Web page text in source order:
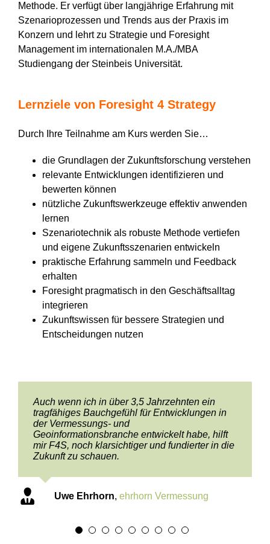
Methode. Er verfügt über langjährige Erfahrung mit
Szenarioprozessen und Trends aus der Praxis im
Konzern und lehrt zu Strategie und Foresight
Management im internationalen M.A./MBA
Studiengang der Steinbeis Universität.
Lernziele von Foresight 4 Strategy
Durch Ihre Teilnahme am Kurs werden Sie…
die Grundlagen der Zukunftsforschung verstehen
relevante Entwicklungen identifizieren und
bewerten können
nützliche Zukunftswerkzeuge effektiv anwenden
lernen
Szenariotechnik als robuste Methode vertiefen
und eigene Zukunftsszenarien entwickeln
praktische Erfahrung sammeln und Feedback
erhalten
Foresight pragmatisch in den Geschäftsalltag
integrieren
Zukunftswissen für bessere Strategien und
Entscheidungen nutzen
Auch wenn ich in über 3,5 Jahrzehnten ein
tragfähiges Bauchgefühl für Entwicklungen in
der Vermessungs- und
Geoinformationsbranche entwickelt habe, hilft
mir F4S, noch klarsichtiger und fundierter in die
Zukunft zu schauen.
Uwe Ehrhorn, ehrhorn Vermessung
Eine Gesamtbetrachtung der
Strategieentwicklung von der Umsatzidee bis
hin zu den Implikationen für das eigene
Unternehmen.
Weiter so – die Kombination aus
Szenariotechnik und Strategie macht sehr viel
Sinn!
Der Foresight 4 Strategy Workshop ist eine tolle
Ergänzung zum Strategy Explorer.
Lars Jochim BIT Bremerhaven
Sehr gut ist die Arbeit am eigenen Beispiel mit
enger individueller Betreuung: sie ist
gleichzeitig Motivator, Zusatznutzen und
Aufhängepunkt für die Einbindung der eigenen
Organisation.
Mithilfe der Szenario-Technik lassen sich
Szenarien strukturiert entwickeln und die
Erkenntnisse daraus für die
Strategieentwicklung nutzen.
Die Diskussion von möglichen Einflüssen auf
zukünftige Entwicklungen verändert den
Blickwinkel, schafft neue Perspektiven und hilft
dabei, möglichst viele Aspekte zu
berücksichtigen.
Methodischer Input auf einem hohen Niveau
wird intensiv mit praktischer Anwendung
verbunden – das führt zu einer sehr guten
Verankerung des Wissens.
Klare Linie mit guten Übungen – der Aufbau
des Kurs hat mir gut gefallen.
Lars Jochim BIT Bremerhaven